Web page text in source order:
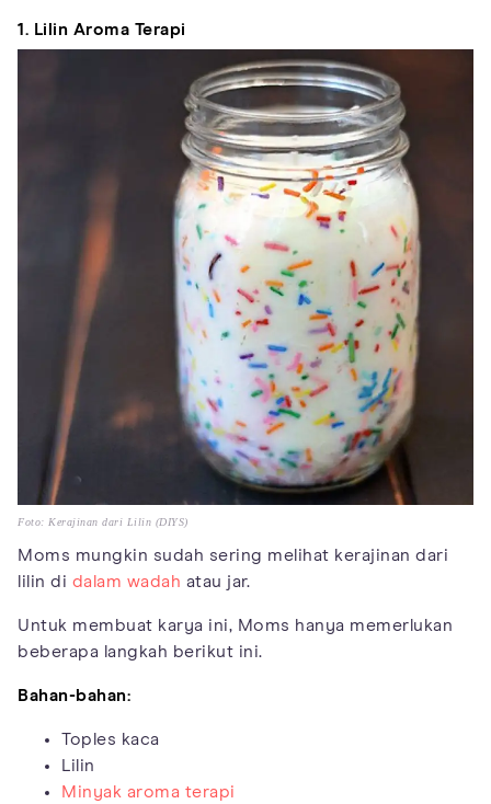
1. Lilin Aroma Terapi
Foto: Kerajinan dari Lilin (DIYS)
Moms mungkin sudah sering melihat kerajinan dari
lilin di dalam wadah atau jar.
Untuk membuat karya ini, Moms hanya memerlukan
beberapa langkah berikut ini.
Bahan-bahan:
Toples kaca
Lilin
Minyak aroma terapi